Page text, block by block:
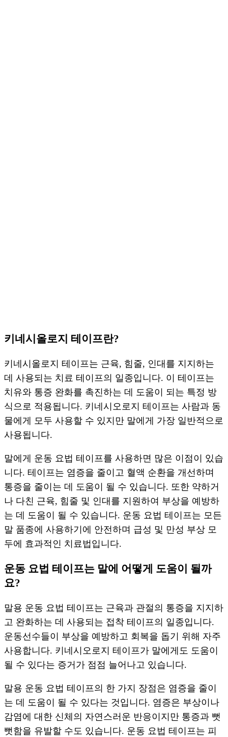
키네시올로지 테이프란?
키네시올로지 테이프는 근육, 힘줄, 인대를 지지하는
데 사용되는 치료 테이프의 일종입니다. 이 테이프는
치유와 통증 완화를 촉진하는 데 도움이 되는 특정 방
식으로 적용됩니다. 키네시오로지 테이프는 사람과 동
물에게 모두 사용할 수 있지만 말에게 가장 일반적으로
사용됩니다.
말에게 운동 요법 테이프를 사용하면 많은 이점이 있습
니다. 테이프는 염증을 줄이고 혈액 순환을 개선하며
통증을 줄이는 데 도움이 될 수 있습니다. 또한 약하거
나 다친 근육, 힘줄 및 인대를 지원하여 부상을 예방하
는 데 도움이 될 수 있습니다. 운동 요법 테이프는 모든
말 품종에 사용하기에 안전하며 급성 및 만성 부상 모
두에 효과적인 치료법입니다.
운동 요법 테이프는 말에 어떻게 도움이 될까
요?
말용 운동 요법 테이프는 근육과 관절의 통증을 지지하
고 완화하는 데 사용되는 접착 테이프의 일종입니다.
운동선수들이 부상을 예방하고 회복을 돕기 위해 자주
사용합니다. 키네시오로지 테이프가 말에게도 도움이
될 수 있다는 증거가 점점 늘어나고 있습니다.
말용 운동 요법 테이프의 한 가지 장점은 염증을 줄이
는 데 도움이 될 수 있다는 것입니다. 염증은 부상이나
감염에 대한 신체의 자연스러운 반응이지만 통증과 뻣
뻣함을 유발할 수도 있습니다. 운동 요법 테이프는 피